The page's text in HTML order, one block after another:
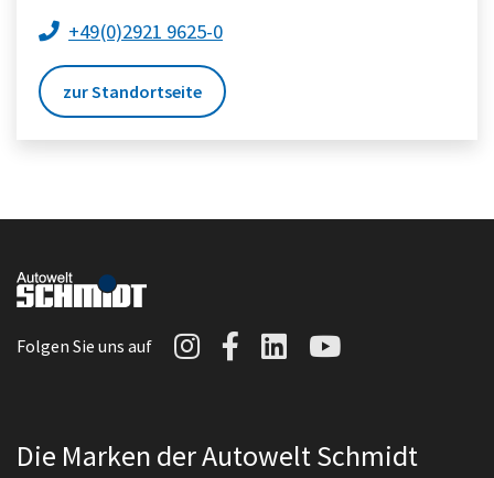
+49(0)2921 9625-0
zur Standortseite
Folgen Sie uns auf Autowelt Schmidt auf
Autowelt Schmidt
AutoweltAutowelt
Die Marken der Autowelt Schmidt